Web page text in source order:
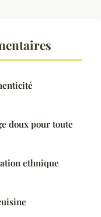
doux pour toute
ethnique